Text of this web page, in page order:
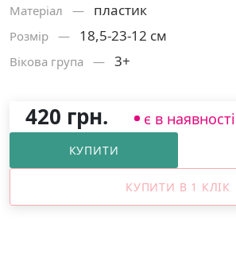
Матерiал — пластик
Розмiр — 18,5-23-12 см
Вікова група — 3+
420 грн. є в наявності
КУПИТИ
КУПИТИ В 1 КЛІК